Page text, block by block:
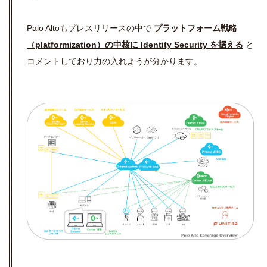
Palo Altoもプレスリリースの中で プラットフォーム戦略
（platformization）の中核に Identity Security を据える と
コメントしており力の入れようが分かります。